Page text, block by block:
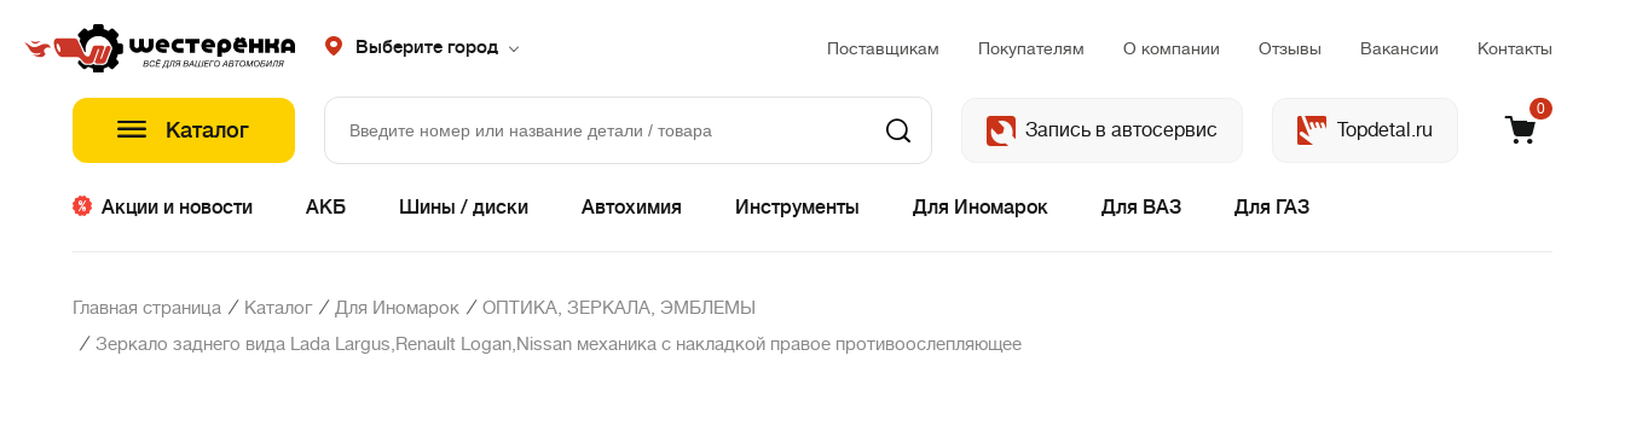
Выберите город Поставщикам Покупателям О компании Отзывы Вакансии Контакты
Каталог Запись в автосервис Topdetal.ru
0
Акции и новости АКБ Шины / диски Автохимия Инструменты Для Иномарок Для ВАЗ Для ГАЗ
Главная страница / Каталог / Для Иномарок / ОПТИКА, ЗЕРКАЛА, ЭМБЛЕМЫ
/ Зеркало заднего вида Lada Largus,Renault Logan,Nissan механика с накладкой правое противоослепляющее